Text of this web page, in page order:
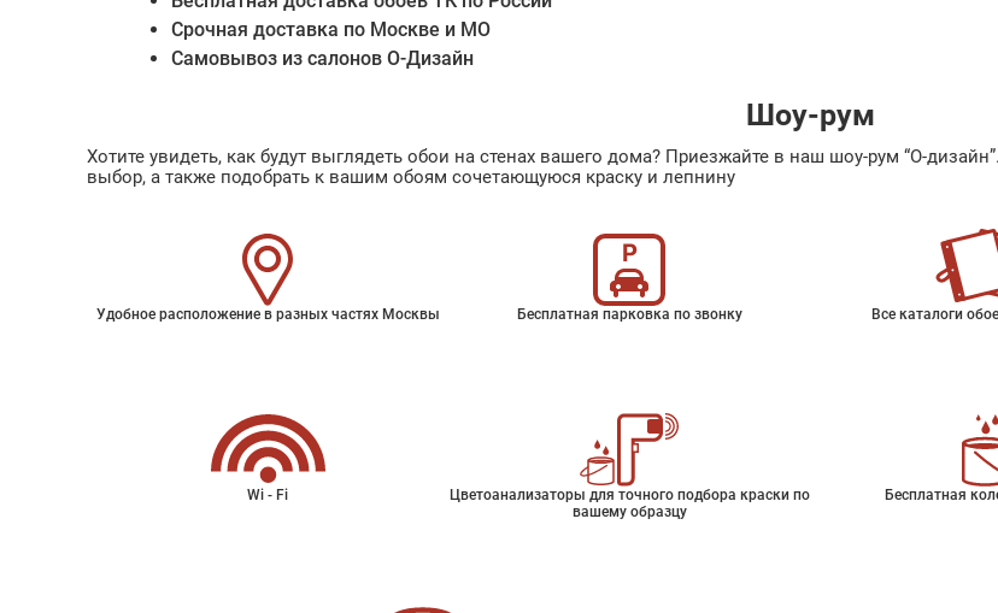
Срочная доставка по Москве и МО
Самовывоз из салонов О-Дизайн
Шоу-рум
Хотите увидеть, как будут выглядеть обои на стенах вашего дома? Приезжайте в наш шоу-рум “О-
выбор, а также подобрать к вашим обоям сочетающуюся краску и лепнину
Удобное расположение в разных частях Москвы Бесплатная парковка по звонку Все каталоги
Wi - Fi
Цветоанализаторы для точного подбора краски по
вашему образцу
Бесплатная